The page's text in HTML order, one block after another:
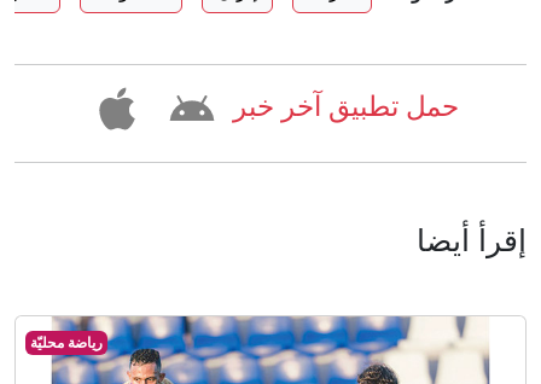
حمل تطبيق آخر خبر
إقرأ أيضا
رياضة محليّة